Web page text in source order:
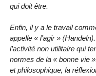
qui doit être.
Enfin, il y a le travail
appelle « l’agir »
l’activité non utilitaire qui
normes de la « bonne vie
et philosophique, la